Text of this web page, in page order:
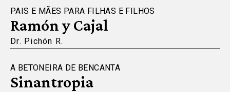
PAIS E MÃES PARA FILHAS E FILHOS
Ramón y Cajal
Dr. Pichón R.
A BETONEIRA DE BENCANTA
Sinantropia